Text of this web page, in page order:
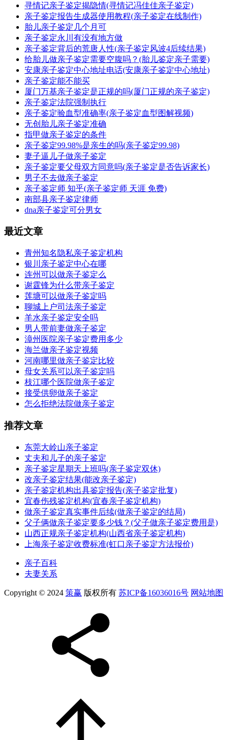
寻情记亲子鉴定揭隐情(寻情记冯佳佳亲子鉴定)
亲子鉴定报告生成器使用教程(亲子鉴定在线制作)
胎儿亲子鉴定几个月可
亲子鉴定永川有没有地方做
亲子鉴定背后的荒唐人性(亲子鉴定风波4后续结果)
给胎儿做亲子鉴定需要空腹吗？(胎儿鉴定亲子需要)
安康亲子鉴定中心地址电话(安康亲子鉴定中心地址)
亲子鉴定能不能买
厦门万基亲子鉴定是正规的吗(厦门正规的亲子鉴定)
亲子鉴定法院强制执行
亲子鉴定验血型准确率(亲子鉴定血型图解视频)
无创胎儿亲子鉴定准确
指甲做亲子鉴定的条件
亲子鉴定99.98%是亲生的吗(亲子鉴定99.98)
妻子逼儿子做亲子鉴定
亲子鉴定要父母双方同意吗(亲子鉴定是否告诉家长)
男子不去做亲子鉴定
亲子鉴定师 知乎(亲子鉴定师 天涯 免费)
南部县亲子鉴定律师
dna亲子鉴定可分男女
最近文章
青州知名隐私亲子鉴定机构
银川亲子鉴定中心在哪
连州可以做亲子鉴定么
谢霆锋为什么带亲子鉴定
莲塘可以做亲子鉴定吗
聊城上户司法亲子鉴定
羊水亲子鉴定安全吗
男人带前妻做亲子鉴定
漳州医院亲子鉴定费用多少
海兰做亲子鉴定视频
河南哪里做亲子鉴定比较
母女关系可以亲子鉴定吗
枝江哪个医院做亲子鉴定
接受供卵做亲子鉴定
怎么拒绝法院做亲子鉴定
推荐文章
东莞大岭山亲子鉴定
丈夫和儿子的亲子鉴定
亲子鉴定星期天上班吗(亲子鉴定双休)
改亲子鉴定结果(能改亲子鉴定)
亲子鉴定机构出具鉴定报告(亲子鉴定批复)
宜春伤残鉴定机构(宜春亲子鉴定机构)
做亲子鉴定真实事件后续(做亲子鉴定的结局)
父子俩做亲子鉴定要多少钱？(父子做亲子鉴定费用是)
山西正规亲子鉴定机构(山西省亲子鉴定机构)
上海亲子鉴定收费标准(虹口亲子鉴定方法报价)
亲子百科
夫妻关系
Copyright © 2024 策赢 版权所有 苏ICP备16036016号 网站地图